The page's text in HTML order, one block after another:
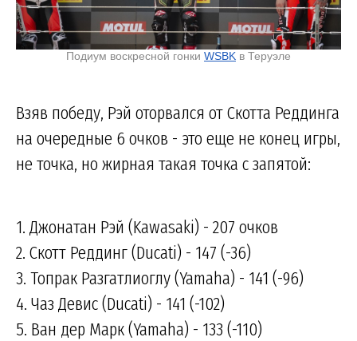
Подиум воскресной гонки WSBK в Теруэле
Взяв победу, Рэй оторвался от Скотта Реддинга
на очередные 6 очков - это еще не конец игры,
не точка, но жирная такая точка с запятой:
1. Джонатан Рэй (Kawasaki) - 207 очков
2. Скотт Реддинг (Ducati) - 147 (-36)
3. Топрак Разгатлиоглу (Yamaha) - 141 (-96)
4. Чаз Девис (Ducati) - 141 (-102)
5. Ван дер Марк (Yamaha) - 133 (-110)